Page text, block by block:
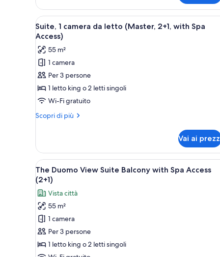
Suite
Balcony
with
Spa
Access
Apri
tutte
le
foto
per
Suite,
1
camera
da
letto
2+1,
with
Spa
Access)
Un soggiorno moderno con
6
Suite, 1 camera da letto (Master, 2+1, with Spa
Access)
55 m²
1 camera
Per 3 persone
1 letto king o 2 letti singoli
Wi-Fi gratuito
Scopri di più
Altri
1
camera
da
letto
(Master,
2+1,
with
Spa
Access)
Vai ai
Apri
tutte
le
foto
per
The
Duomo
View
Suite
Una camera d'albergo
4
The Duomo View Suite Balcony with Spa Access
(2+1)
Vista città
55 m²
1 camera
Per 3 persone
1 letto king o 2 letti singoli